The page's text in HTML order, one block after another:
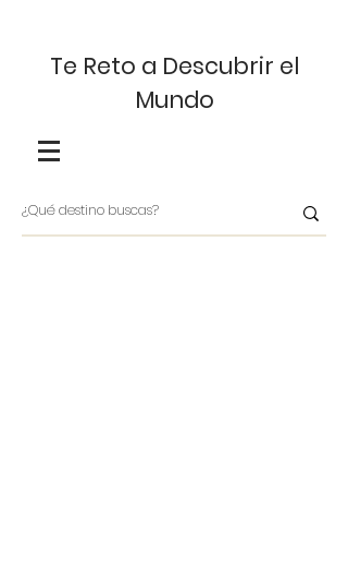
Te Reto a Descubrir el
Mundo